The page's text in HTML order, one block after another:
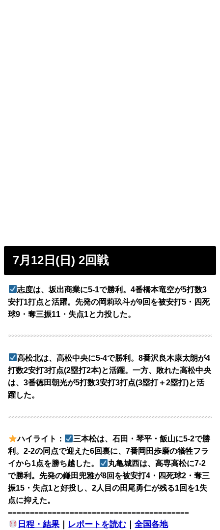
7月12日(日) 2回戦
志度は、坂出商業に5-1で勝利。4番橋本竜空が5打数3
安打1打点と活躍。先発の岡莉玖斗が9回を被安打5・四死
球9・奪三振11・失点1と力投した。
高松北は、高松中央に5-4で勝利。8番沢良木康太朗が4
打数2安打3打点(2塁打2本)と活躍。一方、敗れた高松中央
は、3番徳田朝光が5打数3安打3打点(3塁打＋2塁打)と活
躍した。
ハイライト：
三本松は、石田・琴平・飯山に5-2で勝
利。2-2の同点で迎えた6回裏に、7番岡田歩磨の犠牲フラ
イから1点を勝ち越した。
丸亀城西は、高専高松に7-2
で勝利。先発の鎌田兜雅が8回を被安打4・四死球2・奪三
振15・失点1と好投し、2人目の田尾勇仁が残る1回を1失
点に抑えた。
=========================================
日程・結果｜ レポートを読む ｜全国各地